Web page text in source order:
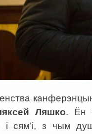
Ляшко. Ён
і сям’і, з чым